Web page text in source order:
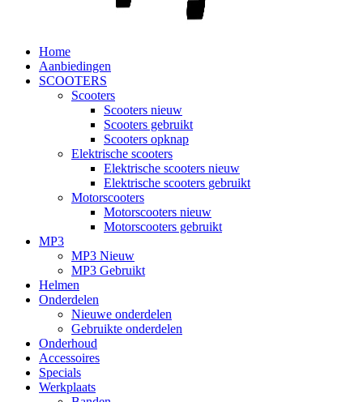
Home
Aanbiedingen
SCOOTERS
Scooters
Scooters nieuw
Scooters gebruikt
Scooters opknap
Elektrische scooters
Elektrische scooters nieuw
Elektrische scooters gebruikt
Motorscooters
Motorscooters nieuw
Motorscooters gebruikt
MP3
MP3 Nieuw
MP3 Gebruikt
Helmen
Onderdelen
Nieuwe onderdelen
Gebruikte onderdelen
Onderhoud
Accessoires
Specials
Werkplaats